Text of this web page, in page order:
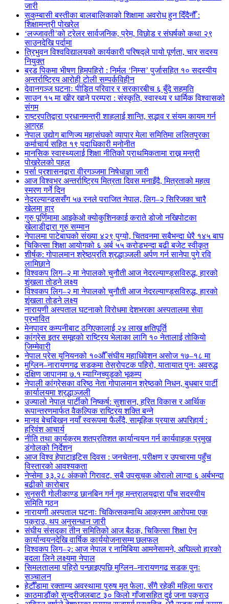
जारी
सुकुम्बासी बस्तीका बालबालिकाको शिक्षामा अवरोध हुन दिँदैनौँ :
शिक्षामन्त्री पोखरेल
‘लज्जावती’को ट्रेलर सार्वजनिक, प्रेम, विछोड र संघर्षको कथा २९
साउनदेखि पर्दामा
त्रिभुवन विश्वविद्यालयको कार्यकारी परिषद्ले पायो पूर्णता, चार सदस्य
नियुक्त
ब्रड पिकमा भीषण हिमपहिरो : निर्मल ‘निम्स’ पुर्जासहित १० सदस्यीय
अन्तर्राष्ट्रिय आरोही टोली सम्पर्कविहीन
देवानगञ्ज घटनाः पीडित परिवार र सरकारबीच ६ बुँदे सहमति
साउन १५ मा खीर खाने परम्परा : संस्कृति, स्वास्थ्य र धार्मिक विश्वासको
संगम
राष्ट्रपतिद्वारा प्रधानमन्त्री शाहलाई शान्ति, सद्भाव र संयम कायम गर्न
आग्रह
नेपाल उद्योग बाणिज्य महासंघको व्यापार मेला समितिमा ललितपुरका
कर्माचार्य सहित १९ पदाधिकारी मनोनीत
मानसिक स्वास्थ्यलाई शिक्षा नीतिको प्राथमिकतामा राख्न मन्त्री
पोखरेलको पहल
पर्सा प्रशासनद्वारा वीरगञ्जमा निषेधाज्ञा जारी
आज विश्वभर अन्तर्राष्ट्रिय मित्रता दिवस मनाइँदै, मित्रताको महत्व
स्मरण गर्ने दिन
नेदरल्यान्ड्ससँग ५७ रनले पराजित नेपाल, लिग–२ सिरिजका चारै
खेलमा हार
गुरु पूर्णिमामा आइकेओ क्योकुशिनकाई कराते डोजो नखिपोटका
खेलाडीद्वारा गुरु सम्मान
नेपालमा पाटेबाघको संख्या ४२९ पुग्यो, चितवनमा सबैभन्दा धेरै १४५ बाघ
चिकित्सा शिक्षा आयोगको ६ अर्ब ५५ करोडभन्दा बढी बजेट स्वीकृत
शीर्षक: गोपालमान श्रेष्ठप्रति श्रद्धाञ्जली अर्पण गर्न सानेपा पुगे रवि
लामिछाने
विश्वकप लिग–२ मा नेपालको चुनौती आज नेदरल्याण्ड्सविरुद्ध, हारको
शृंखला तोड्ने लक्ष्य
विश्वकप लिग–२ मा नेपालको चुनौती आज नेदरल्याण्ड्सविरुद्ध, हारको
शृंखला तोड्ने लक्ष्य
नारायणी अस्पताल घटनाको विरोधमा देशभरका अस्पतालमा सेवा
प्रभावित
मेनपावर कम्पनीबाट ठगिएकालाई २४ लाख क्षतिपूर्ति
कांग्रेस इतर समूहको राष्ट्रिय भेलाका लागि १० नेतालाई तोकियो
जिम्मेवारी
नेपाल प्रेस युनियनको १०औँ संघीय महाधिवेशन असोज १७–१८ मा
मुग्लिन–नारायणगढ सडकमा तेस्रोपटक पहिरो, यातायात पुनः अवरुद्ध
दक्षिण जापानमा ७.१ म्याग्निच्युडको भूकम्प
नेपाली कांग्रेसका वरिष्ठ नेता गोपालमान श्रेष्ठको निधन, बुधबार पार्टी
कार्यालयमा श्रद्धाञ्जली
उज्यालो नेपाल पार्टीको निष्कर्ष: सुशासन, हरित विकास र आर्थिक
रूपान्तरणमार्फत वैकल्पिक राष्ट्रिय शक्ति बन्ने
मानव बेचबिखन नयाँ स्वरूपमा फैलँदै, सामूहिक प्रयास अपरिहार्य :
हरिवंश आचार्य
नीति तथा कार्यक्रम शतप्रतिशत कार्यान्वयन गर्न कार्यवाहक प्रमुख
डंगोलको निर्देशन
आज विश्व हेपाटाइटिस दिवस : जनचेतना, परीक्षण र उपचारमा पहुँच
विस्तारको आवश्यकता
नेप्सेमा ३३.२८ अंकको गिरावट, सबै उपसूचक ओरालो लाग्दा ६ अर्बभन्दा
बढीको कारोबार
सुनसरी गोलीकाण्ड छानबिन गर्न गृह मन्त्रालयद्वारा पाँच सदस्यीय
समिति गठन
नारायणी अस्पताल घटनाः चिकित्सकमाथि आक्रमण आरोपमा एक
पक्राउ, थप अनुसन्धान जारी
संघीय संसदका तीन समितिको आज बैठक, चिकित्सा शिक्षा ऐन
कार्यान्वयनदेखि वार्षिक कार्ययोजनासम्म छलफल
विश्वकप लिग–२: आज नेपाल र नामिबिया आमनेसामने, अघिल्लो हारको
बदला लिने लक्ष्यमा नेपाल
सिमलतालमा पहिरो पन्छाइएपछि मुग्लिन–नारायणगढ सडक पुनः
सञ्चालन
हेटौँडामा रक्ताम्य अवस्थामा पुरुष मृत फेला, सँगै रहेकी महिला फरार
काठमाडौंको सुन्दरीजलबाट ३० किलो गाँजासहित दुई जना पक्राउ